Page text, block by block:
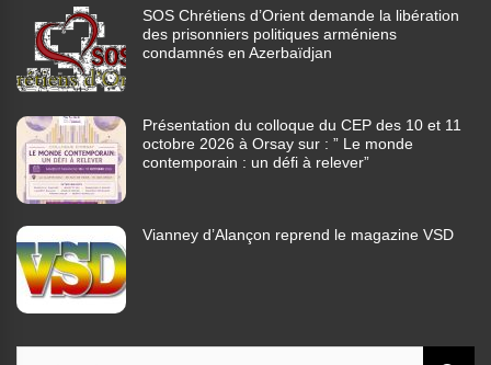
SOS Chrétiens d’Orient demande la libération
des prisonniers politiques arméniens
condamnés en Azerbaïdjan
Présentation du colloque du CEP des 10 et 11
octobre 2026 à Orsay sur : ” Le monde
contemporain : un défi à relever”
Vianney d’Alançon reprend le magazine VSD